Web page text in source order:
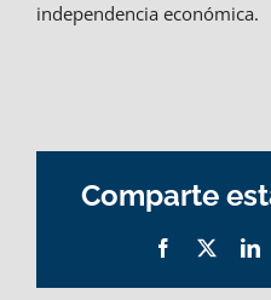
independencia económica.
Comparte
Facebook